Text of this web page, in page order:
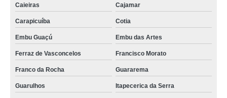
cordão de crachá poliéster orçamento Praia Grande
empresas que fazem cordão para crachá em poliéster Mendonça
gráfica de cordão para crachá personalizado Sapopemba
cordão de crachá orçamento Jardim América
cordões para crachás Santo Amaro
cordão para crachá em silk orçamento Rio Pequeno
Caieiras Cajamar
Carapicuíba Cotia
Embu Guaçú Embu das Artes
Ferraz de Vasconcelos Francisco Morato
Franco da Rocha Guararema
Guarulhos Itapecerica da Serra